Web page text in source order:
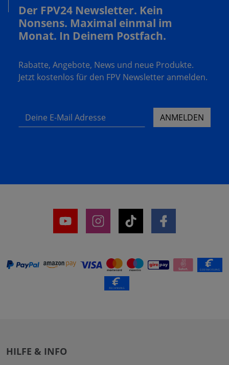
Der FPV24 Newsletter. Kein
Nonsens. Maximal einmal im
Monat. In Deinem Postfach.
Rabatte, Angebote, News und neue Produkte.
Jetzt kostenlos für den FPV Newsletter anmelden.
Deine E-Mail Adresse ANMELDEN
HILFE & INFO